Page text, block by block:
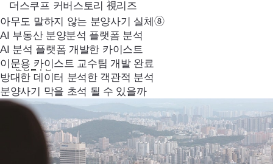
부동산 재태크
분쟁솔루션
분석/칼럼
더스쿠프 커버스토리 視리즈
아무도 말하지 않는 분양사기 실체➇
AI 부동산 분양분석 플랫폼 분석
AI 분석 플랫폼 개발한 카이스트
이문용 카이스트 교수팀 개발 완료
방대한 데이터 분석한 객관적 분석
분양사기 막을 초석 될 수 있을까